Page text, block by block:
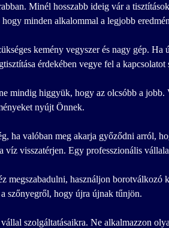
Minél hosszabb ideig vár a
minden alkalommal a legjobb
kemény vegyszer és nagy gép.
érdekében vegye fel a kapcsolatot
mindig higgyük, hogy az olcsóbb a
nyújt Önnek.
ha valóban meg akarja győződni arról,
víz visszatérjen. Egy professzionális
megszabadulni, használjon borotválkozó
szőnyegről, hogy újra újnak tűnjön.
szolgáltatásaikra. Ne alkalmazzon